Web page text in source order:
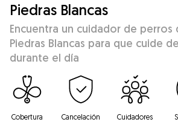
Piedras Blancas
Encuentra un cuidador de perros
Piedras Blancas para que cuide
durante el día
Cobertura
Cancelación
Cuidadores